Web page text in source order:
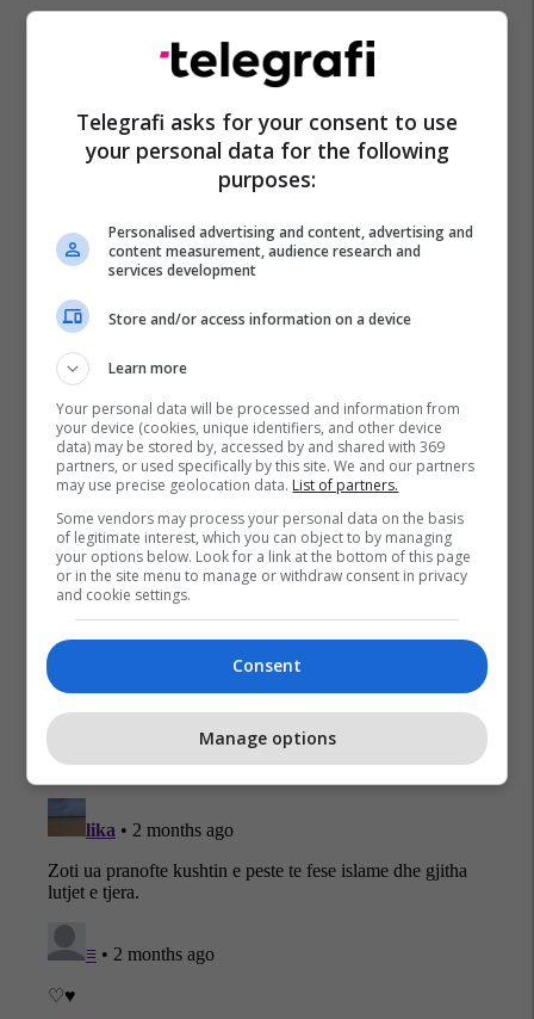
Aeroporti Adem Jashari Arabia Saudite
Telegrafi asks for your consent to use
your personal data for the following
purposes:
Personalised advertising and content, advertising and
content measurement, audience research and
services development
Store and/or access information on a device
Learn more
Your personal data will be processed and information from
your device (cookies, unique identifiers, and other device
data) may be stored by, accessed by and shared with 369
partners, or used specifically by this site. We and our partners
may use precise geolocation data. List of partners.
Some vendors may process your personal data on the basis
of legitimate interest, which you can object to by managing
your options below. Look for a link at the bottom of this page
or in the site menu to manage or withdraw consent in privacy
and cookie settings.
Consent
Manage options